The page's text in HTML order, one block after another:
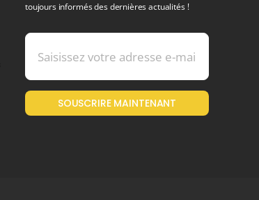
toujours informés des dernières actualités !
SOUSCRIRE MAINTENANT